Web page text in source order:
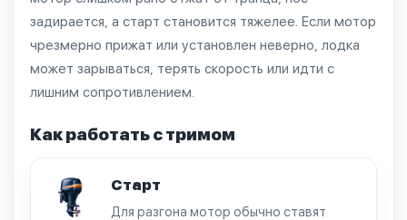
задирается, а старт становится тяжелее. Если мотор
чрезмерно прижат или установлен неверно, лодка
может зарываться, терять скорость или идти с
лишним сопротивлением.
Как работать с тримом
Старт
Для разгона мотор обычно ставят